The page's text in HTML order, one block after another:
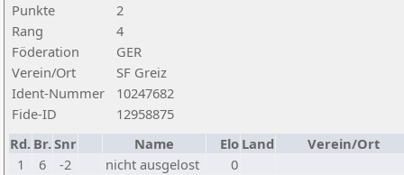
Punkte
2
Rang
4
Föderation
GER
Verein/Ort
SF Greiz
Ident-Nummer
10247682
Fide-ID
12958875
Rd. Br.Snr Name Elo Land
Verein/Ort
1
6 -2 nicht ausgelost
0